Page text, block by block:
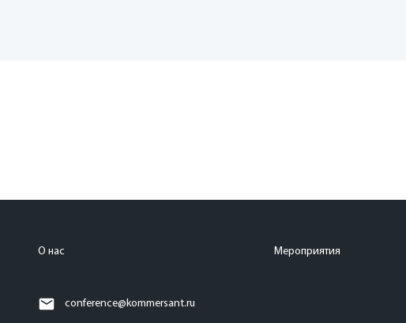
О нас Мероприятия
conference@kommersant.ru